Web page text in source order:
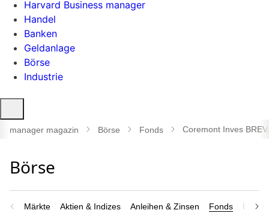
Harvard Business manager
Handel
Banken
Geldanlage
Börse
Industrie
öffnen
manager magazin Börse Fonds Coremont Inves
Märkte Aktien & Indizes Anleihen & Zinsen Fonds